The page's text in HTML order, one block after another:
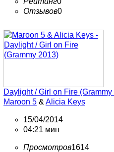
Отзывов0
Daylight / Girl on Fire (Grammy
Maroon 5 & Alicia Keys
15/04/2014
04:21 мин
Просмотров1614